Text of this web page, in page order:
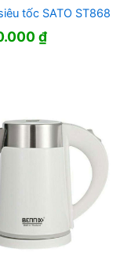
tốc SATO ST868
₫